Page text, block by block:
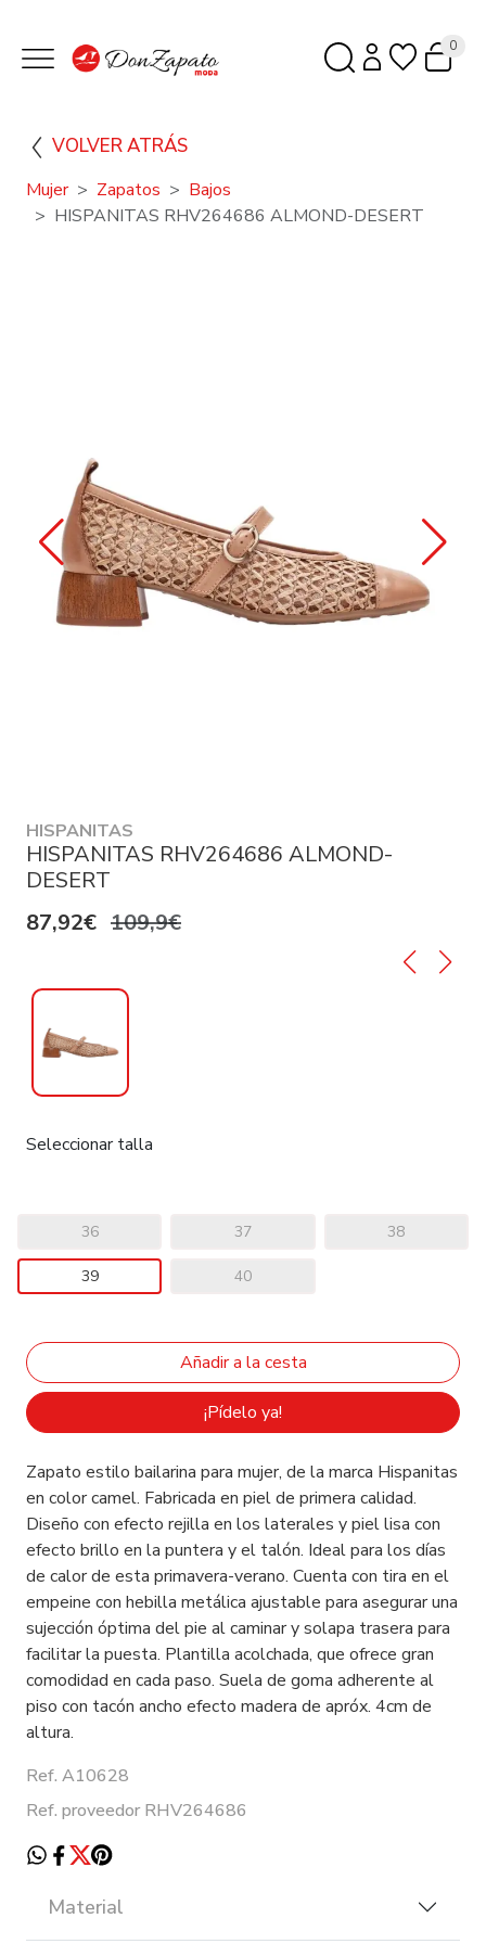
0
VOLVER ATRÁS
Mujer Zapatos
Bajos
HISPANITAS RHV264686 ALMOND-DESERT
HISPANITAS
HISPANITAS RHV264686 ALMOND-
DESERT
87,92€ 109,9€
Seleccionar talla
36 37 38
39 40
¡Pídelo ya!
Zapato estilo bailarina para mujer, de la marca Hispanitas
en color camel. Fabricada en piel de primera calidad.
Diseño con efecto rejilla en los laterales y piel lisa con
efecto brillo en la puntera y el talón. Ideal para los días
de calor de esta primavera-verano. Cuenta con tira en el
empeine con hebilla metálica ajustable para asegurar una
sujección óptima del pie al caminar y solapa trasera para
facilitar la puesta. Plantilla acolchada, que ofrece gran
comodidad en cada paso. Suela de goma adherente al
piso con tacón ancho efecto madera de apróx. 4cm de
altura.
Ref. A10628
Ref. proveedor RHV264686
Material